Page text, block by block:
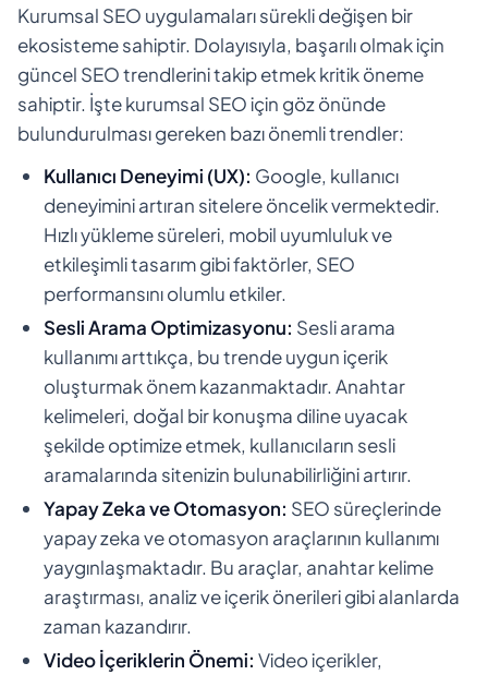
Kurumsal SEO uygulamaları sürekli değişen bir
ekosisteme sahiptir. Dolayısıyla, başarılı olmak için
güncel SEO trendlerini takip etmek kritik öneme
sahiptir. İşte kurumsal SEO için göz önünde
bulundurulması gereken bazı önemli trendler:
Kullanıcı Deneyimi (UX): Google, kullanıcı
deneyimini artıran sitelere öncelik vermektedir.
Hızlı yükleme süreleri, mobil uyumluluk ve
etkileşimli tasarım gibi faktörler, SEO
performansını olumlu etkiler.
Sesli Arama Optimizasyonu: Sesli arama
kullanımı arttıkça, bu trende uygun içerik
oluşturmak önem kazanmaktadır. Anahtar
kelimeleri, doğal bir konuşma diline uyacak
şekilde optimize etmek, kullanıcıların sesli
aramalarında sitenizin bulunabilirliğini artırır.
Yapay Zeka ve Otomasyon: SEO süreçlerinde
yapay zeka ve otomasyon araçlarının kullanımı
yaygınlaşmaktadır. Bu araçlar, anahtar kelime
araştırması, analiz ve içerik önerileri gibi alanlarda
zaman kazandırır.
Video İçeriklerin Önemi: Video içerikler,